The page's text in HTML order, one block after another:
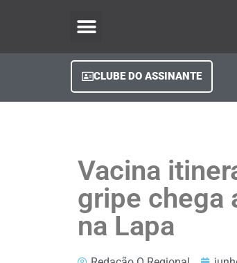
CLUBE DO ASSINANTE
Vacina
gripe chega
na Lapa